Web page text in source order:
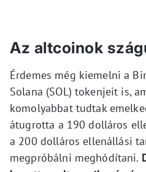
Az altcoinok
Érdemes még kiemelni a
Solana (SOL) tokenjeit is,
komolyabbat tudtak
átugrotta a 190 dolláros
a 200 dolláros ellenállási
megpróbálni meghódítani.